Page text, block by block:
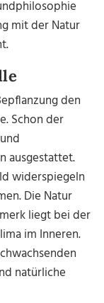
mit der Natur
den
Schon der
ausgestattet.
widerspiegeln
Die Natur
liegt bei der
im Inneren.
natürliche